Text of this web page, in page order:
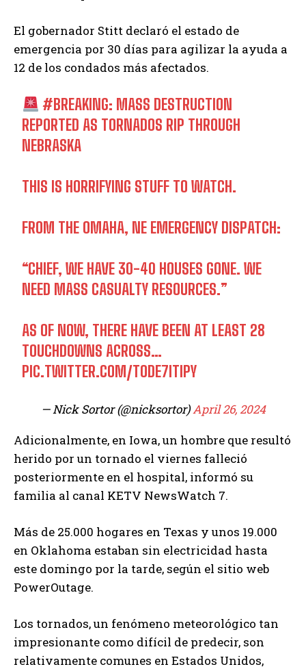
El gobernador Stitt declaró el estado de
emergencia por 30 días para agilizar la ayuda a
12 de los condados más afectados.
#BREAKING: MASS DESTRUCTION
REPORTED AS TORNADOS RIP THROUGH
NEBRASKA
THIS IS HORRIFYING STUFF TO WATCH.
FROM THE OMAHA, NE EMERGENCY DISPATCH:
“CHIEF, WE HAVE 30-40 HOUSES GONE. WE
NEED MASS CASUALTY RESOURCES.”
AS OF NOW, THERE HAVE BEEN AT LEAST 28
TOUCHDOWNS ACROSS…
PIC.TWITTER.COM/TODE7ITIPY
— Nick Sortor (@nicksortor)April 26, 2024
Adicionalmente, en Iowa, un hombre que resultó
herido por un tornado el viernes falleció
posteriormente en el hospital, informó su
familia al canal KETV NewsWatch 7.
Más de 25.000 hogares en Texas y unos 19.000
en Oklahoma estaban sin electricidad hasta
este domingo por la tarde, según el sitio web
PowerOutage.
Los tornados, un fenómeno meteorológico tan
impresionante como difícil de predecir, son
relativamente comunes en Estados Unidos,